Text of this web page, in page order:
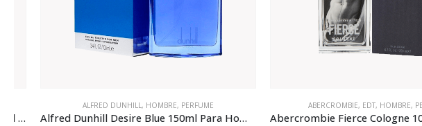
ALFRED DUNHILL,HOMBRE,PERFUME
Alfred Dunhill Desire Blue 150ml Para Hombre
ABERCROMBIE,EDT,HOMBRE,PERFUME